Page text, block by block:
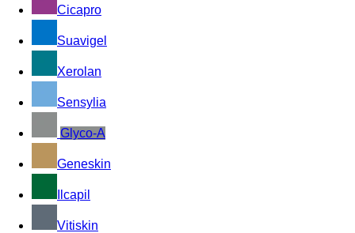
Cicapro
Suavigel
Xerolan
Sensylia
Glyco-A
Geneskin
Ilcapil
Vitiskin